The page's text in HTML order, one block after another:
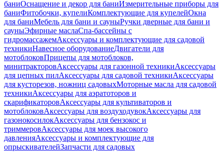
баниОснащение и декор для баниИзмерительные приборы для
баниФитобочки, купелиКомплектующие для купелейОкна
для баниМебель для бани и сауныРучки дверные для бани и
сауныЭфирные маслаСпа-бассейны с
гидромассажемАксессуары и комплектующие для садовой
техникиНавесное оборудованиеДвигатели для
мотоблоковПрицепы для мотоблоков,
минитракторовАксессуары для газонной техникиАксессуары
для цепных пилАксессуары для садовой техникиАксессуары
для кусторезов, ножниц садовыхМоторные масла для садовой
техникиАксессуары для аэратоторов и
скарификаторовАксессуары для культиваторов и
мотоблоковАксессуары для воздуходувокАксессуары для
газонокосилокАксессуары для бензокос и
триммеровАксессуары для моек высокого
давленияАксессуары и комплектующие для
опрыскивателейЗапчасти для садовых